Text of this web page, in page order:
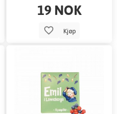
19 NOK
Kjøp